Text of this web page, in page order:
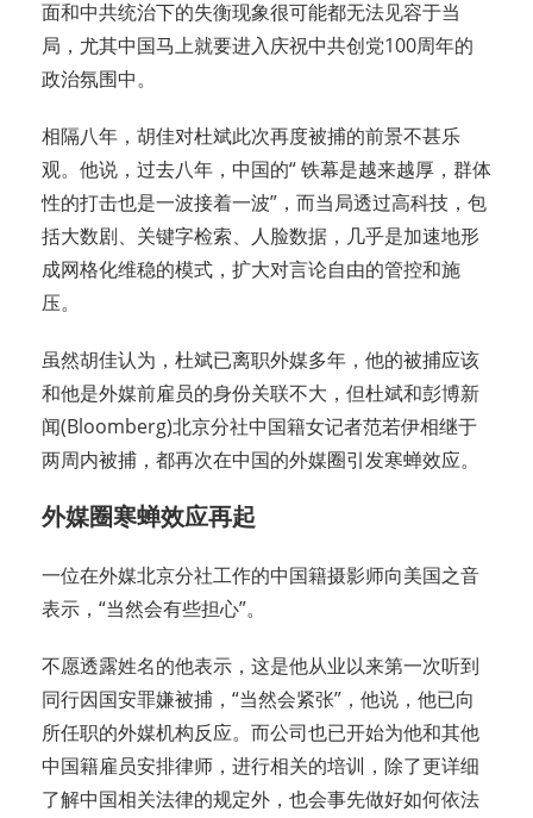
面和中共统治下的失衡现象很可能都无法见容于当
局，尤其中国马上就要进入庆祝中共创党100周年的
政治氛围中。
相隔八年，胡佳对杜斌此次再度被捕的前景不甚乐
观。他说，过去八年，中国的“ 铁幕是越来越厚，群体
性的打击也是一波接着一波”，而当局透过高科技，包
括大数剧、关键字检索、人脸数据，几乎是加速地形
成网格化维稳的模式，扩大对言论自由的管控和施
压。
虽然胡佳认为，杜斌已离职外媒多年，他的被捕应该
和他是外媒前雇员的身份关联不大，但杜斌和彭博新
闻(Bloomberg)北京分社中国籍女记者范若伊相继于
两周内被捕，都再次在中国的外媒圈引发寒蝉效应。
外媒圈寒蝉效应再起
一位在外媒北京分社工作的中国籍摄影师向美国之音
表示，“当然会有些担心”。
不愿透露姓名的他表示，这是他从业以来第一次听到
同行因国安罪嫌被捕，“当然会紧张”，他说，他已向
所任职的外媒机构反应。而公司也已开始为他和其他
中国籍雇员安排律师，进行相关的培训，除了更详细
了解中国相关法律的规定外，也会事先做好如何依法